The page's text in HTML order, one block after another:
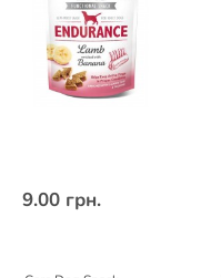
259.00 грн.